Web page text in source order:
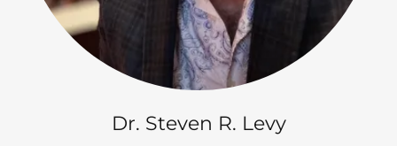
Dr. Steven R. Levy